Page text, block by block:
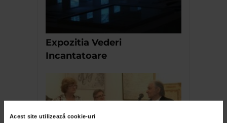
Acest site utilizează cookie-uri
Expozitia Vederi
Incantatoare